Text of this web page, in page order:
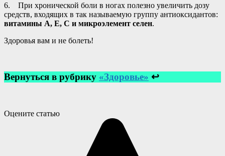
6. При хронической боли в ногах полезно увеличить дозу
средств, входящих в так называемую группу антиоксидантов:
витамины А, Е, С и микроэлемент селен.
Здоровья вам и не болеть!
Вернуться в рубрику «Здоровье» ↩
Оцените статью